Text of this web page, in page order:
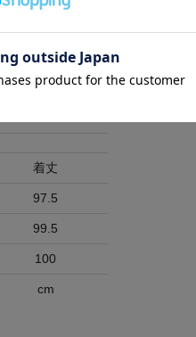
着丈
97.5
99.5
100
cm